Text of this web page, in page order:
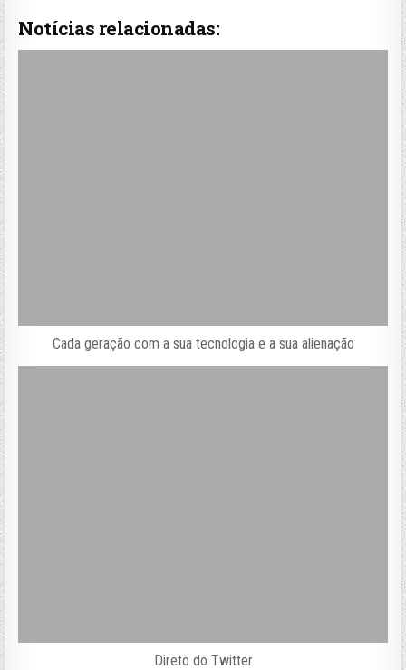
Notícias relacionadas:
Cada geração com a sua tecnologia e a sua alienação
Direto do Twitter